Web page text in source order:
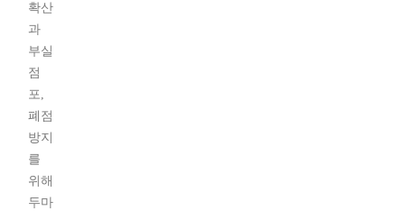
확산
과
부실
점
포,
폐점
방지
를
위해
두마